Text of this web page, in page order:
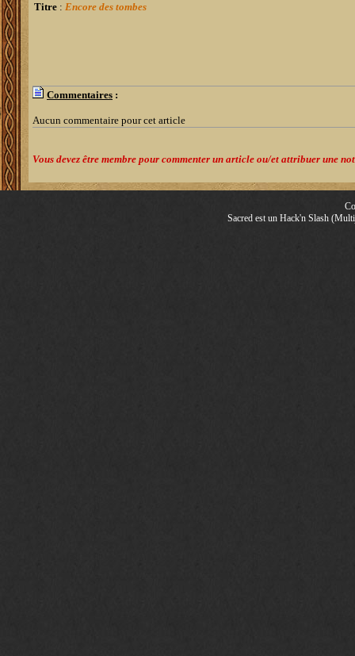
Titre : Encore des tombes
Commentaires :
Aucun commentaire pour cet article
Vous devez être membre pour commenter un article ou/et attribuer une
Sacred est un Hack'n Slash